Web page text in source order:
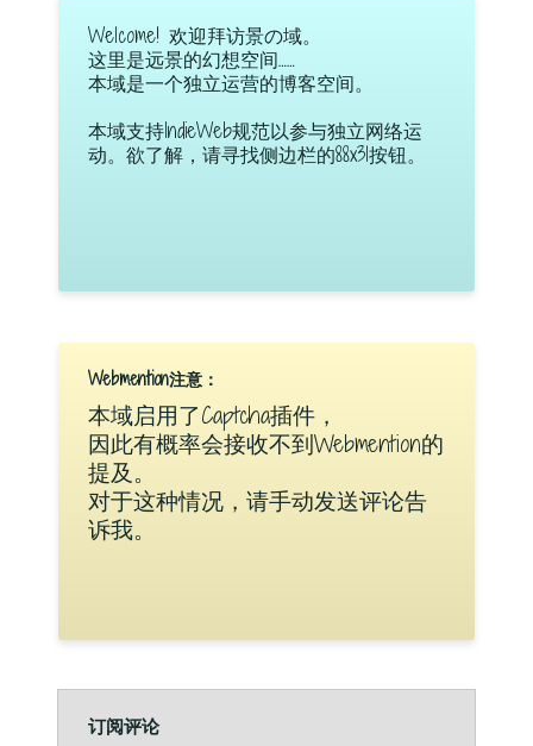
Welcome! 欢迎拜访景の域。
这里是远景的幻想空间……
本域是一个独立运营的博客空间。
本域支持IndieWeb规范以参与独立网络运
动。欲了解，请寻找侧边栏的88x31按钮。
Webmention注意：
本域启用了Captcha插件，
因此有概率会接收不到Webmention的
提及。
对于这种情况，请手动发送评论告
诉我。
订阅评论